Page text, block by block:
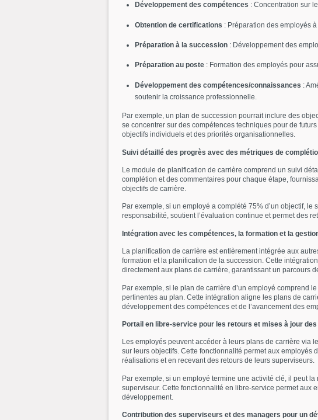
Développement des compétences : Concentration sur
Obtention de certifications : Préparation des employés
Préparation à la succession: Développement des
Préparation au poste: Formation des employés pour
Développement des compétences/connaissances :
soutenir la croissance professionnelle.
Par exemple, un plan de succession pourrait inclure des
se concentrer sur des compétences techniques pour de
objectifs individuels et des priorités organisationnelles.
Suivi détaillé des progrès avec des métriques de
Le module de planification de carrière comprend un suivi
complétion et des commentaires pour chaque étape,
objectifs de carrière.
Par exemple, si un employé a complété 75% d’un objectif,
responsabilité, soutient l’évaluation continue et permet des
Intégration avec les compétences, la formation et la
La planification de carrière est entièrement intégrée aux
formation et la planification de la succession. Cette
directement aux plans de carrière, garantissant un parcours
Par exemple, si le plan de carrière d’un employé comprend
pertinentes au plan. Cette intégration aligne les plans de
développement des compétences et de l’avancement des
Portail en libre-service pour les retours et mises à jour
Les employés peuvent accéder à leurs plans de carrière via
sur leurs objectifs. Cette fonctionnalité permet aux employés
réalisations et en recevant des retours de leurs superviseurs.
Par exemple, si un employé termine une activité clé, il peut
superviseur. Cette fonctionnalité en libre-service permet aux
développement.
Contribution des superviseurs et des managers pour un